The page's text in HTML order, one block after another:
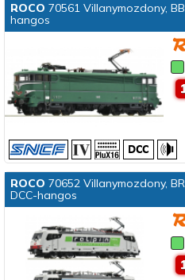
ROCO 70561 Villanymozdony,
hangos
ROCO 70652 Villanymozdony,
DCC-hangos